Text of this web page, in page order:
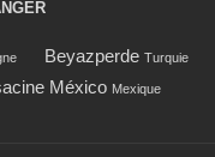
Beyazperde Turquie
México Mexique